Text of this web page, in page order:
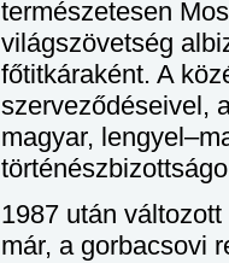
természetesen
világszövetség
főtitkáraként. A
szerveződéseivel,
magyar,
1987 után
már, a gorbacsovi